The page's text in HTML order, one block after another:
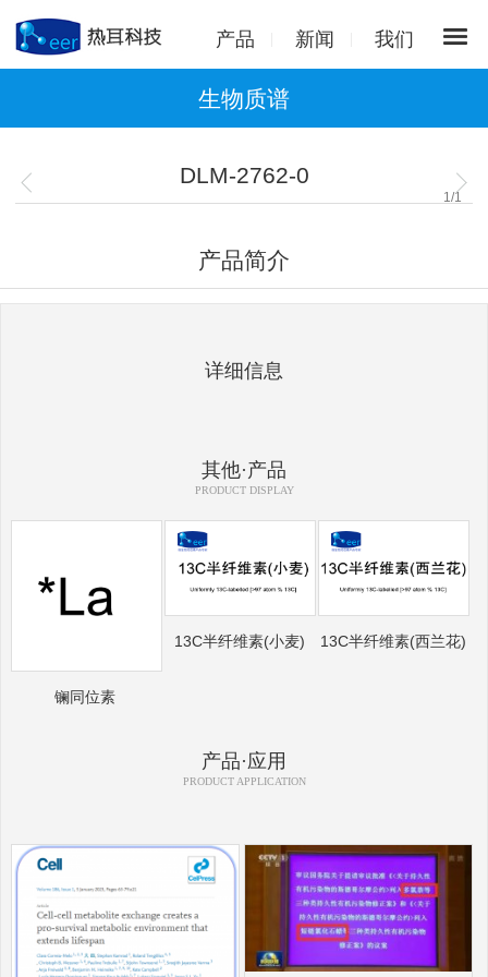
产品 新闻 我们
生物质谱
DLM-2762-0
1 /1
产品简介
详细信息
其他·产品
PRODUCT DISPLAY
镧同位素
13C半纤维素(小麦) 13C半纤维素(西兰花)
产品·应用
PRODUCT APPLICATION